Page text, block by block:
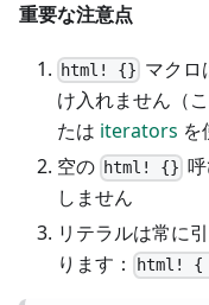
重要な注意点
html! {} マクロ
け入れません（
たは iterators を
空の html! {}
しません
リテラルは常に
ります：
html! {